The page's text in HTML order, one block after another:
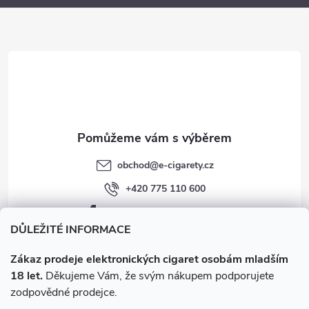
DŮLEŽITÉ INFORMACE
Zákaz prodeje elektronických cigaret osobám mladším
18 let. Děkujeme Vám, že svým nákupem podporujete
zodpovědné prodejce.
a
obchod@e-cigarety.cz
+420 775 110 600
facebook.com/e-cigarety.cz